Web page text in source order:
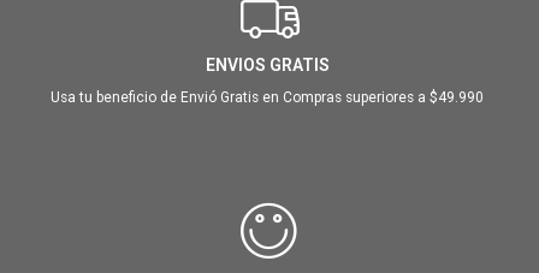
ENVIOS GRATIS
Usa tu beneficio de Envió Gratis en Compras superiores a $49.990